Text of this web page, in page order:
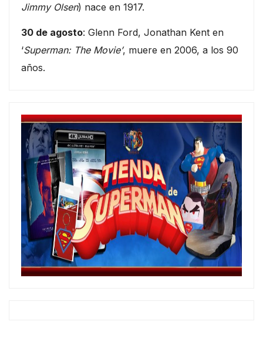
Jimmy Olsen) nace en 1917.
30 de agosto: Glenn Ford, Jonathan Kent en
‘Superman: The Movie’, muere en 2006, a los 90
años.